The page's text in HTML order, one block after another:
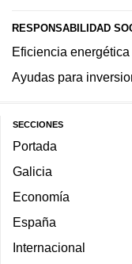
RESPONSABILIDAD
Eficiencia energética
Ayudas para
SECCIONES
Portada
Galicia
Economía
España
Internacional